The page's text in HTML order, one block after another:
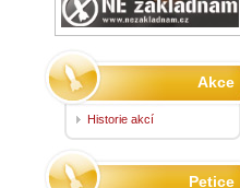
Akce
Historie akcí
Petice